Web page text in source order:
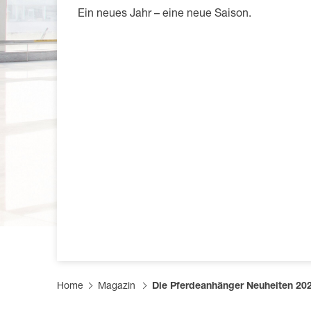
Mautfrei Anhänger fahren
Händler
Ein neues Jahr – eine neue Saison.
Home Magazin Die Pferdeanhänger Neuheiten